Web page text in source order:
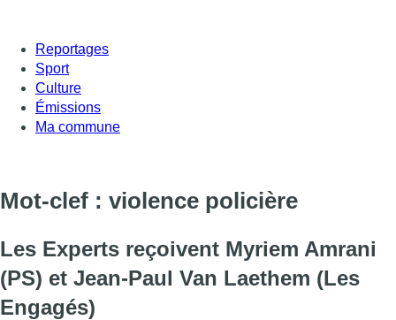
Reportages
Sport
Culture
Émissions
Ma commune
Mot-clef : violence policière
Les Experts reçoivent Myriem Amrani
(PS) et Jean-Paul Van Laethem (Les
Engagés)